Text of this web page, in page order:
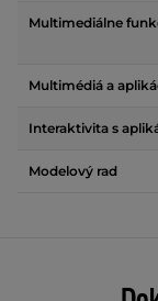
Multimediálne
Multimédiá a
Interaktivita s
Modelový rad